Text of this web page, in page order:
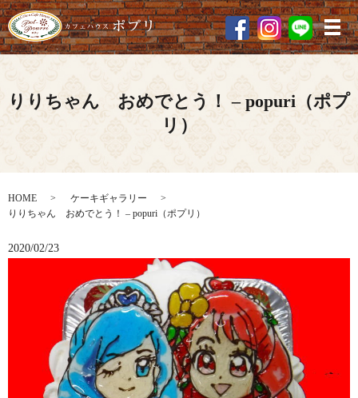
メ
りりちゃん おめでとう！ – popuri（ポプ
リ）
HOME
ケーキギャラリー
りりちゃん おめでとう！ – popuri（ポプリ）
2020/02/23